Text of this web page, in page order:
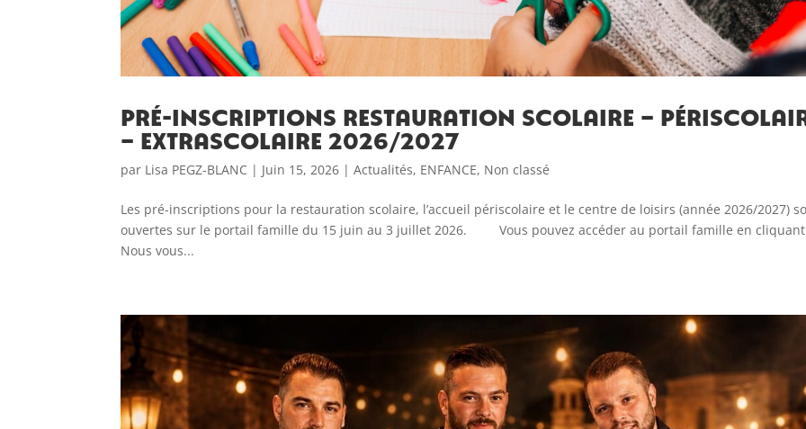
Pré-inscriptions restauration scolaire –
– extrascolaire 2026/2027
par Lisa PEGZ-BLANC | Juin 15, 2026 |Actualités, ENFANCE, Non classé
Les pré-inscriptions pour la restauration scolaire, l’accueil périscolaire et le centre de loisirs (année 2026/2027)
ouvertes sur le portail famille du 15 juin au 3 juillet 2026. Vous pouvez accéder au portail famille en cliquant
Nous vous...